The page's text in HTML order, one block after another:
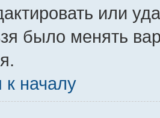
или
было менять
к началу